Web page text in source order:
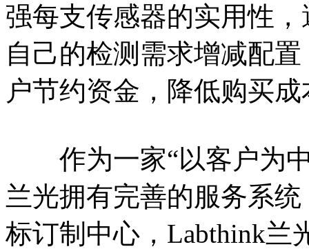
强每支传感器的实用性
自己的检测需求增减配
户节约资金，降低购买成
作为一家“以客户为中
兰光拥有完善的服务系
标订制中心，Labthink兰